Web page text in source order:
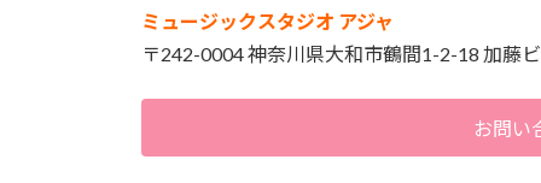
ミュージックスタジオ アジャ
〒242-0004 神奈川県大和市鶴間1-2-18 加藤
お問い